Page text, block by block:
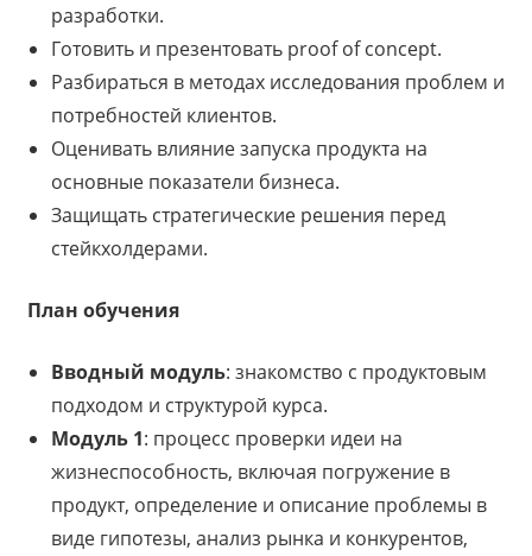
разработки.
Готовить и презентовать proof of concept.
Разбираться в методах исследования проблем и
потребностей клиентов.
Оценивать влияние запуска продукта на
основные показатели бизнеса.
Защищать стратегические решения перед
стейкхолдерами.
План обучения
Вводный модуль: знакомство с продуктовым
подходом и структурой курса.
Модуль 1: процесс проверки идеи на
жизнеспособность, включая погружение в
продукт, определение и описание проблемы в
виде гипотезы, анализ рынка и конкурентов,